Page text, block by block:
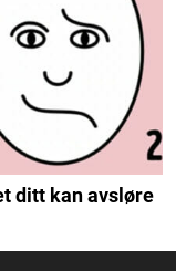
ditt kan avsløre